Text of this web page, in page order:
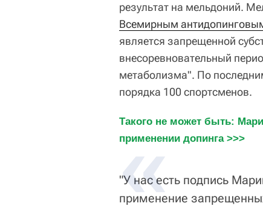
результат на мельдоний.
Всемирным
является запрещенной
внесоревновательный
метаболизма". По
порядка 100 спортсменов.
Такого не может быть:
применении допинга >>>
"У нас есть подпись
применение